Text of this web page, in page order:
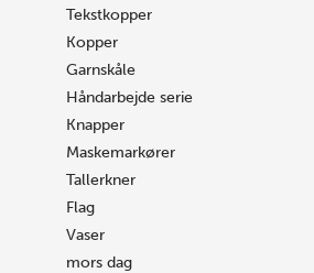
Tekstkopper
Kopper
Garnskåle
Håndarbejde serie
Knapper
Maskemarkører
Tallerkner
Flag
Vaser
mors dag